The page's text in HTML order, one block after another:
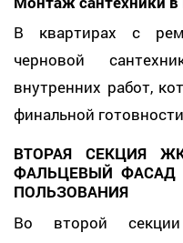
В квартирах с
черновой
внутренних работ,
финальной
ВТОРАЯ СЕКЦИЯ
ФАЛЬЦЕВЫЙ ФАСАД
ПОЛЬЗОВАНИЯ
Во второй